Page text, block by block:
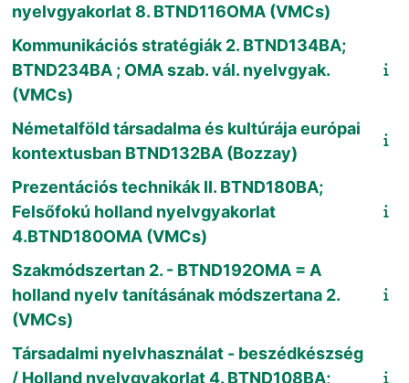
nyelvgyakorlat 8. BTND116OMA (VMCs)
Kommunikációs stratégiák 2. BTND134BA;
BTND234BA ; OMA szab. vál. nyelvgyak.
(VMCs)
Németalföld társadalma és kultúrája európai
kontextusban BTND132BA (Bozzay)
Prezentációs technikák II. BTND180BA;
Felsőfokú holland nyelvgyakorlat
4.BTND180OMA (VMCs)
Szakmódszertan 2. - BTND192OMA = A
holland nyelv tanításának módszertana 2.
(VMCs)
Társadalmi nyelvhasználat - beszédkészség
/ Holland nyelvgyakorlat 4. BTND108BA;